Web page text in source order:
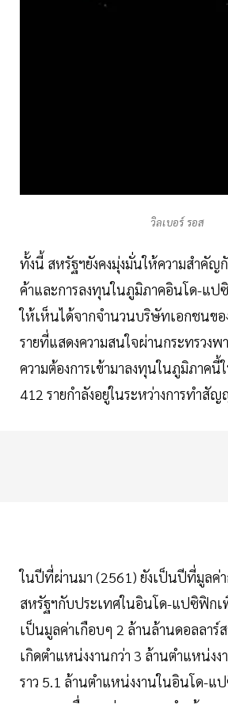
วิลเบอร์ รอส
ทั้งนี้ สหรัฐฯยังคงมุ่งมั่นให้ความสำคัญ
ค้าและการลงทุนในภูมิภาคอินโด-แ
ให้เห็นได้จากจำนวนบริษัทเอกชนขอ
รายที่แสดงความสนใจผ่านกระทรวง
ความต้องการเข้ามาลงทุนในภูมิภาคนี้
412 รายกำลังอยู่ในระหว่างการทำสัญ
ในปีที่ผ่านมา (2561) ยังเป็นปีที่มูลค่า
สหรัฐฯกับประเทศในอินโด-แปซิฟิกเ
เป็นมูลค่าเกือบๆ 2 ล้านล้านดอลลา
เกิดตำแหน่งงานกว่า 3 ล้านตำแหน่ง
ราว 5.1 ล้านตำแหน่งงานในอินโด-